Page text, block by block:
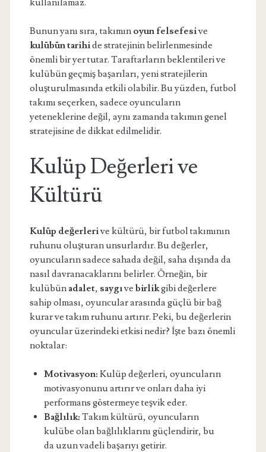
kullanılamaz.
Bunun yanı sıra, takımın oyun felsefesive
kulübün tarihide stratejinin belirlenmesinde
önemli bir yer tutar. Taraftarların beklentileri ve
kulübün geçmiş başarıları, yeni stratejilerin
oluşturulmasında etkili olabilir. Bu yüzden, futbol
takımı seçerken, sadece oyuncuların
yeteneklerine değil, aynı zamanda takımın genel
stratejisine de dikkat edilmelidir.
Kulüp Değerleri ve
Kültürü
Kulüp değerlerive kültürü, bir futbol takımının
ruhunu oluşturan unsurlardır. Bu değerler,
oyuncuların sadece sahada değil, saha dışında da
nasıl davranacaklarını belirler. Örneğin, bir
kulübün adalet, saygıve birlikgibi değerlere
sahip olması, oyuncular arasında güçlü bir bağ
kurar ve takım ruhunu artırır. Peki, bu değerlerin
oyuncular üzerindeki etkisi nedir? İşte bazı önemli
noktalar:
Motivasyon: Kulüp değerleri, oyuncuların
motivasyonunu artırır ve onları daha iyi
performans göstermeye teşvik eder.
Bağlılık: Takım kültürü, oyuncuların
kulübe olan bağlılıklarını güçlendirir, bu
da uzun vadeli başarıyı getirir.